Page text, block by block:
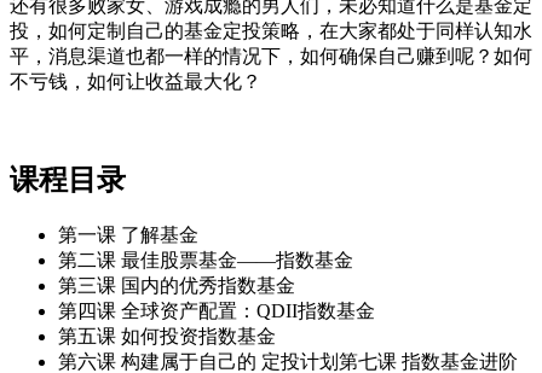
还有很多败家女、游戏成瘾的男人们，未必知道什么是基金定
投，如何定制自己的基金定投策略，在大家都处于同样认知水
平，消息渠道也都一样的情况下，如何确保自己赚到呢？如何
不亏钱，如何让收益最大化？
课程目录
第一课 了解基金
第二课 最佳股票基金——指数基金
第三课 国内的优秀指数基金
第四课 全球资产配置：QDII指数基金
第五课 如何投资指数基金
第六课 构建属于自己的 定投计划第七课 指数基金进阶